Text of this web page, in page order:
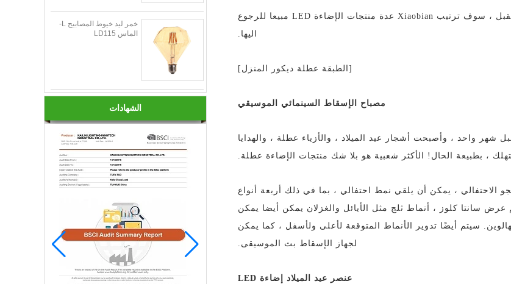
خمر ليد خيوط المصابيح L-
الماس LD115
الشهادات
كيف يمكنك اختيار منتج جيد في سوق ينمو بسرعة كبيرة؟ المقبل ، سوف ترتيب Xiaobian عدة منتجات الإضاءة LED مبيعا للرجوع
اليها.
[الطبقة عطلة ديكور المنزل]
مصباح الإسقاط السينمائي الموسيقي
شهر واحد ، وأصبحت أشجار عيد الميلاد ، والأزياء عطلة ، والهدايا
، بطبيعة الحال! الأكثر شعبية هو بلا شك منتجات الإضاءة عطلة.
الاحتفالي ، يمكن أن يلقي نمط احتفالي ، بما في ذلك أربعة أنواع
عرض سانتا كلوز ، أنماط ثلج مثل الأيائل والغزلان يمكن أيضا يمكن
سيتم أيضًا تدوير الأنماط المتوقعة لأعلى ولأسفل ، كما يمكن
لجهاز الإسقاط بث الموسيقى.
عنصر عيد الميلاد إضاءة LED